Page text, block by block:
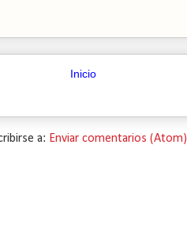
Inicio
a: Enviar comentarios (Atom)